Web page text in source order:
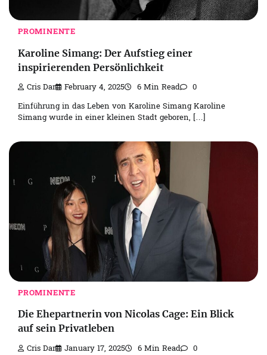
PROMINENTE
Karoline Simang: Der Aufstieg einer
inspirierenden Persönlichkeit
Cris Dar February 4, 2025 6 Min Read 0
Einführung in das Leben von Karoline Simang Karoline
Simang wurde in einer kleinen Stadt geboren, […]
PROMINENTE
Die Ehepartnerin von Nicolas Cage: Ein Blick
auf sein Privatleben
Cris Dar January 17, 2025 6 Min Read 0